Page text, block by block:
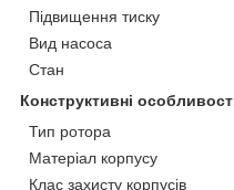
Підвищення тиску
Вид насоса
Стан
Конструктивні
Тип ротора
Матеріал корпусу
Клас захисту корпусів